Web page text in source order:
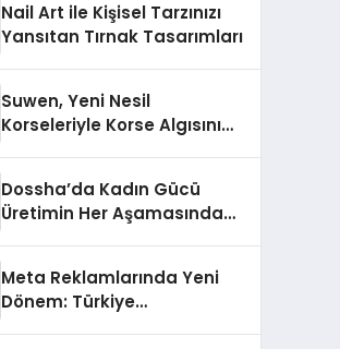
Nail Art ile Kişisel Tarzınızı
Yansıtan Tırnak Tasarımları
Suwen, Yeni Nesil
Korseleriyle Korse Algısını
Dossha’da Kadın Gücü
Üretimin Her Aşamasında
Meta Reklamlarında Yeni
Dönem: Türkiye